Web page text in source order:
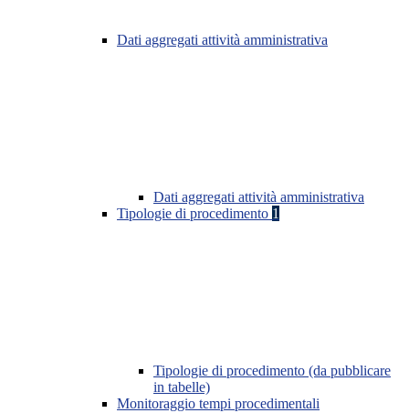
Dati aggregati attività amministrativa
Dati aggregati attività amministrativa
Tipologie di procedimento 1
Tipologie di procedimento (da pubblicare
in tabelle)
Monitoraggio tempi procedimentali